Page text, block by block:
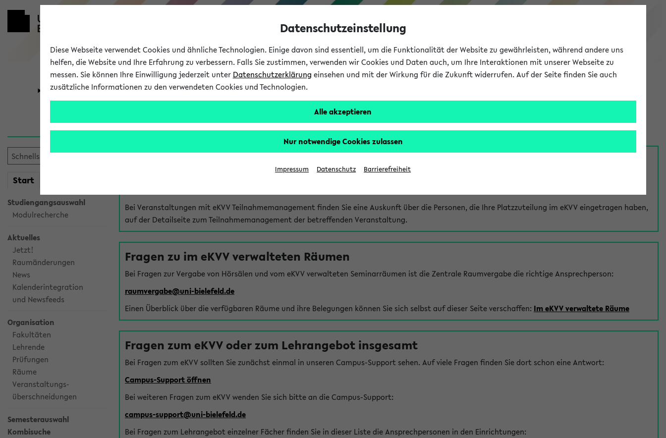
eKVV
Universität Forschung Studium
Start
Studiengangsauswahl
Modulrecherche
Aktuelles
Jetzt!
Raumänderungen
News
Kalenderintegration
und Newsfeeds
Organisation
Fakultäten
Lehrende
Prüfungen
Räume
Veranstaltungs-
überschneidungen
Semesterauswahl
Kombisuche
Hilfe & Kontakt
Bei Veranstaltungen mit eKVV Teilnahmemanagement finden Sie eine Auskunft über die Personen, die Ihre Platzzuteilung im eKVV eingetragen haben,
auf der Detailseite zum Teilnahmemanagement der betreffenden Veranstaltung.
Fragen zu im eKVV verwalteten Räumen
Bei Fragen zur Vergabe von Hörsälen und vom eKVV verwalteten Seminarräumen ist die Zentrale Raumvergabe die richtige Ansprechperson:
raumvergabe@uni-bielefeld.de
Einen Überblick über die verfügbaren Räume und ihre Belegungen können Sie sich selbst auf dieser Seite verschaffen: Im eKVV verwaltete Räume
Fragen zum eKVV oder zum Lehrangebot insgesamt
Bei Fragen zum eKVV sollten Sie zunächst einmal in unseren Campus-Support sehen. Auf viele Fragen finden Sie dort schon eine Antwort:
Campus-Support öffnen
Bei weiteren Fragen zum eKVV wenden Sie sich bitte an die Campus-Support:
campus-support@uni-bielefeld.de
Bei Fragen zum Lehrangebot einzelner Fächer finden Sie in dieser Liste die Ansprechpersonen in den Einrichtungen:
Datenschutzeinstellung
Diese Webseite verwendet Cookies und ähnliche Technologien. Einige davon sind essentiell, um die Funktionalität der Website zu gewährleisten, während andere uns
helfen, die Website und Ihre Erfahrung zu verbessern. Falls Sie zustimmen, verwenden wir Cookies und Daten auch, um Ihre Interaktionen mit unserer Webseite zu
messen. Sie können Ihre Einwilligung jederzeit unter Datenschutzerklärung einsehen und mit der Wirkung für die Zukunft widerrufen. Auf der Seite finden Sie auch
zusätzliche Informationen zu den verwendeten Cookies und Technologien.
Alle akzeptieren
Nur notwendige Cookies zulassen
Impressum Datenschutz Barrierefreiheit